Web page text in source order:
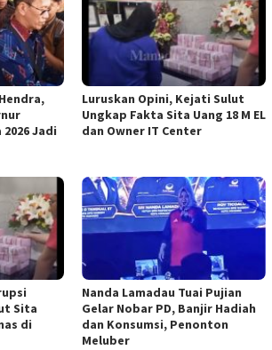
Jadi
Luruskan Opini, Kejati Sulut
Ungkap Fakta Sita Uang 18 M EL
dan Owner IT Center
Sita
di
Nanda Lamadau Tuai Pujian
Gelar Nobar PD, Banjir Hadiah
dan Konsumsi, Penonton
Meluber